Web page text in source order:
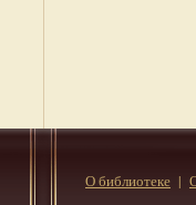
О библиотеке